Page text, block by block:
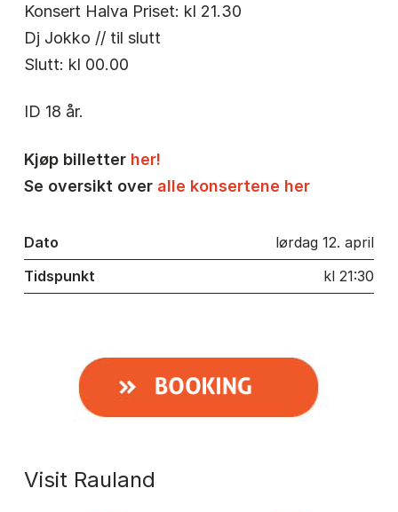
Konsert Halva Priset: kl 21.30
Dj Jokko // til slutt
Slutt: kl 00.00
ID 18 år.
Kjøp billetter her!
Se oversikt over alle konsertene her
Dato
lørdag 12. april
Tidspunkt
kl 21:30
Visit Rauland